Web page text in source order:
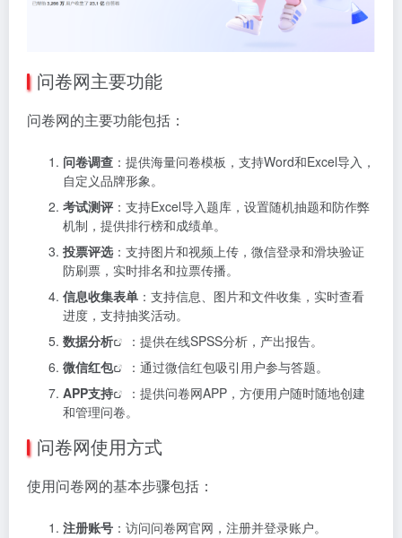
问卷网主要功能
问卷网的主要功能包括：
问卷调查 ：提供海量问卷模板，支持Word和Excel导入，
自定义品牌形象。
考试测评 ：支持Excel导入题库，设置随机抽题和防作弊
机制，提供排行榜和成绩单。
投票评选：支持图片和视频上传，微信登录和滑块验证
防刷票，实时排名和拉票传播。
信息收集表单 ：支持信息、图片和文件收集，实时查看
进度，支持抽奖活动。
数据分析
：提供在线SPSS分析，产出报告。
微信红包
：通过微信红包吸引用户参与答题。
APP支持
：提供问卷网APP，方便用户随时随地创建
和管理问卷。
问卷网使用方式
使用问卷网的基本步骤包括：
注册账号 ：访问问卷网官网，注册并登录账户。